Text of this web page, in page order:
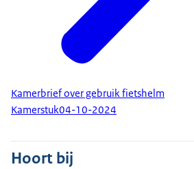
Kamerbrief over gebruik fietshelm
Kamerstuk04-10-2024
Hoort bij